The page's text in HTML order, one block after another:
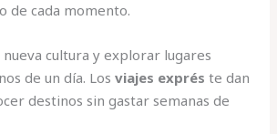
de cada momento.
cultura y explorar lugares
de un día. Losviajes exprés te dan
destinos sin gastar semanas de